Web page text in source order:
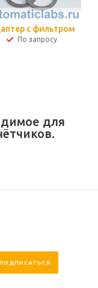
с фильтром
По запросу
для